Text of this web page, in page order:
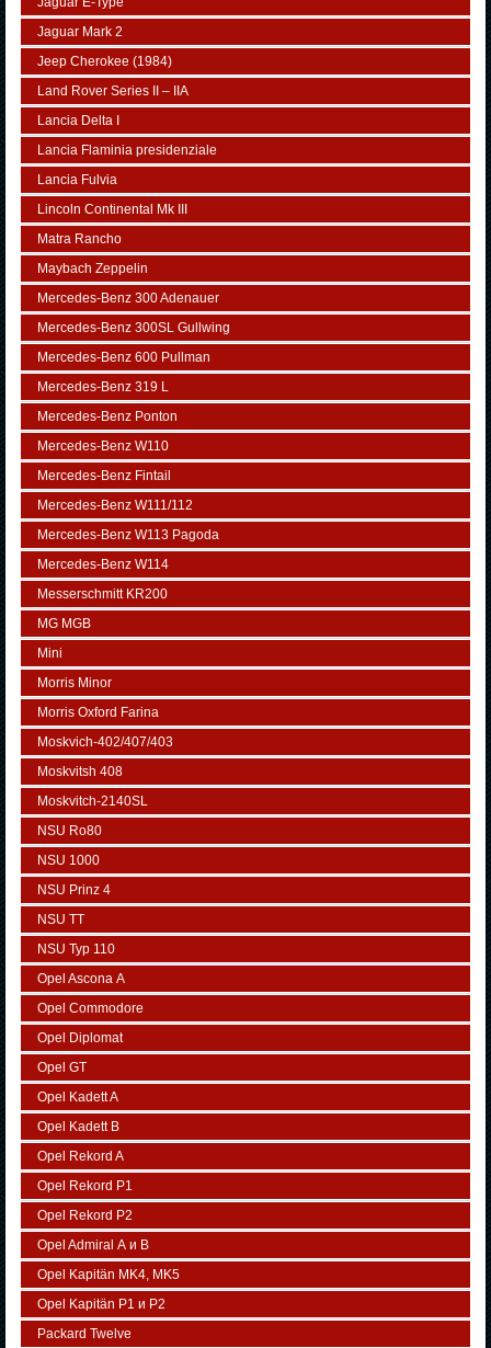
Jaguar Mark 2
Jeep Cherokee (1984)
Land Rover Series II – IIA
Lancia Delta I
Lancia Flaminia presidenziale
Lancia Fulvia
Lincoln Continental Mk III
Matra Rancho
Maybach Zeppelin
Mercedes-Benz 300 Adenauer
Mercedes-Benz 300SL Gullwing
Mercedes-Benz 600 Pullman
Mercedes-Benz 319 L
Mercedes-Benz Ponton
Mercedes-Benz W110
Mercedes-Benz Fintail
Mercedes-Benz W111/112
Mercedes-Benz W113 Pagoda
Mercedes-Benz W114
Messerschmitt KR200
MG MGB
Mini
Morris Minor
Morris Oxford Farina
Moskvich-402/407/403
Moskvitsh 408
Moskvitch-2140SL
NSU Ro80
NSU 1000
NSU Prinz 4
NSU TT
NSU Typ 110
Opel Ascona А
Opel Commodore
Opel Diplomat
Opel GT
Opel Kadett A
Opel Kadett B
Opel Rekord A
Opel Rekord P1
Opel Rekord P2
Opel Admiral А и В
Opel Kapitän MK4, MK5
Opel Kapitän P1 и P2
Packard Twelve